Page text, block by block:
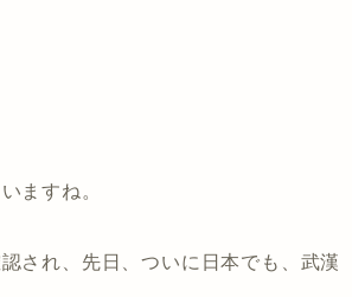
ますね。
され、先日、ついに日本でも、武漢